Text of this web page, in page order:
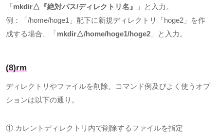
「 mkdir△ 『絶対パス/ディレクトリ名』
」と入力。
例：「 /home/hoge1 」配下に新規ディレクトリ「 hoge2 」を作
成する場合、「 mkdir△/home/hoge1/hoge2 」と入力。
(8)rm
ディレクトリやファイルを削除。コマンド例及びよく使うオプ
ションは以下の通り。
① カレントディレクトリ内で削除するファイルを指定